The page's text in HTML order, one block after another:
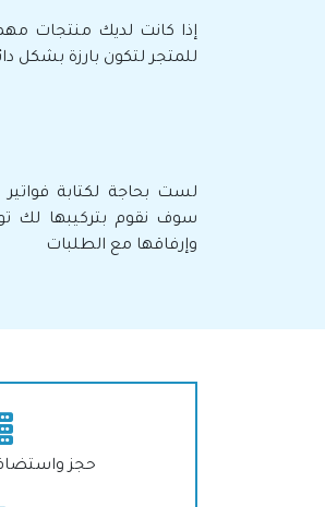
إذا كانت لديك منتجات
للمتجر لتكون بارزة بشكل
لست بحاجة لكتابة
سوف نقوم بتركيبها لك
وإرفاقها مع الطلبات
حجز